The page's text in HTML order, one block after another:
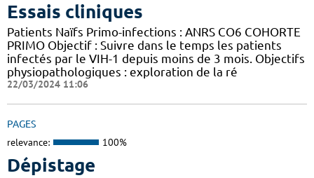
Essais cliniques
Patients Naïfs Primo-infections : ANRS CO6 COHORTE
PRIMO Objectif : Suivre dans le temps les patients
infectés par le VIH-1 depuis moins de 3 mois. Objectifs
physiopathologiques : exploration de la ré
22/03/2024 11:06
PAGES
relevance: 100%
Dépistage